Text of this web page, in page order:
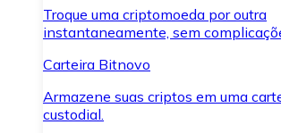
Troque uma criptomoeda por outra
instantaneamente, sem
Carteira Bitnovo
Armazene suas criptos em uma
custodial.